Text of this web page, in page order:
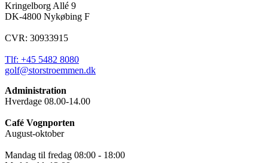
Kringelborg Allé 9
DK-4800 Nykøbing F
CVR: 30933915
Tlf: +45 5482 8080
golf@storstroemmen.dk
Administration
Hverdage 08.00-14.00
Café Vognporten
August-oktober
Mandag til fredag 08:00 - 18:00